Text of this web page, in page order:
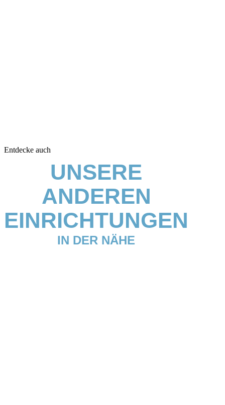
Entdecke auch
UNSERE
ANDEREN
EINRICHTUNGEN
IN DER NÄHE